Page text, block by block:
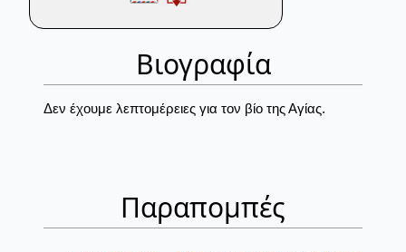
Βιογραφία
Δεν έχουμε λεπτομέρειες για τον βίο της Αγίας.
Παραπομπές